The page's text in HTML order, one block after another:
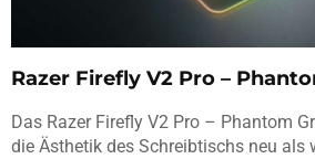
Razer Firefly V2 Pro –
Das Razer Firefly V2 Pro – Phantom
die Ästhetik des Schreibtischs neu als